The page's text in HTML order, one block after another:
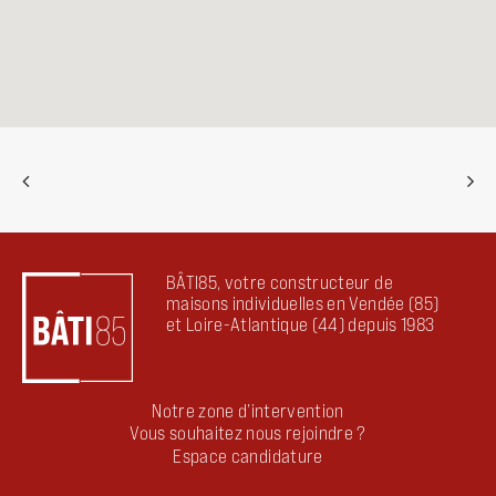
BÂTI85, votre constructeur de
maisons individuelles en Vendée (85)
et Loire-Atlantique (44) depuis 1983
Notre zone d’intervention
Vous souhaitez nous rejoindre ?
Espace candidature